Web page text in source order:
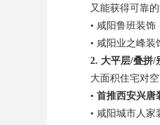
又能获得可靠的
• 咸阳鲁班装饰
• 咸阳业之峰装
2. 大平层/叠拼/
大面积住宅对
• 首推西安兴唐
• 咸阳城市人家